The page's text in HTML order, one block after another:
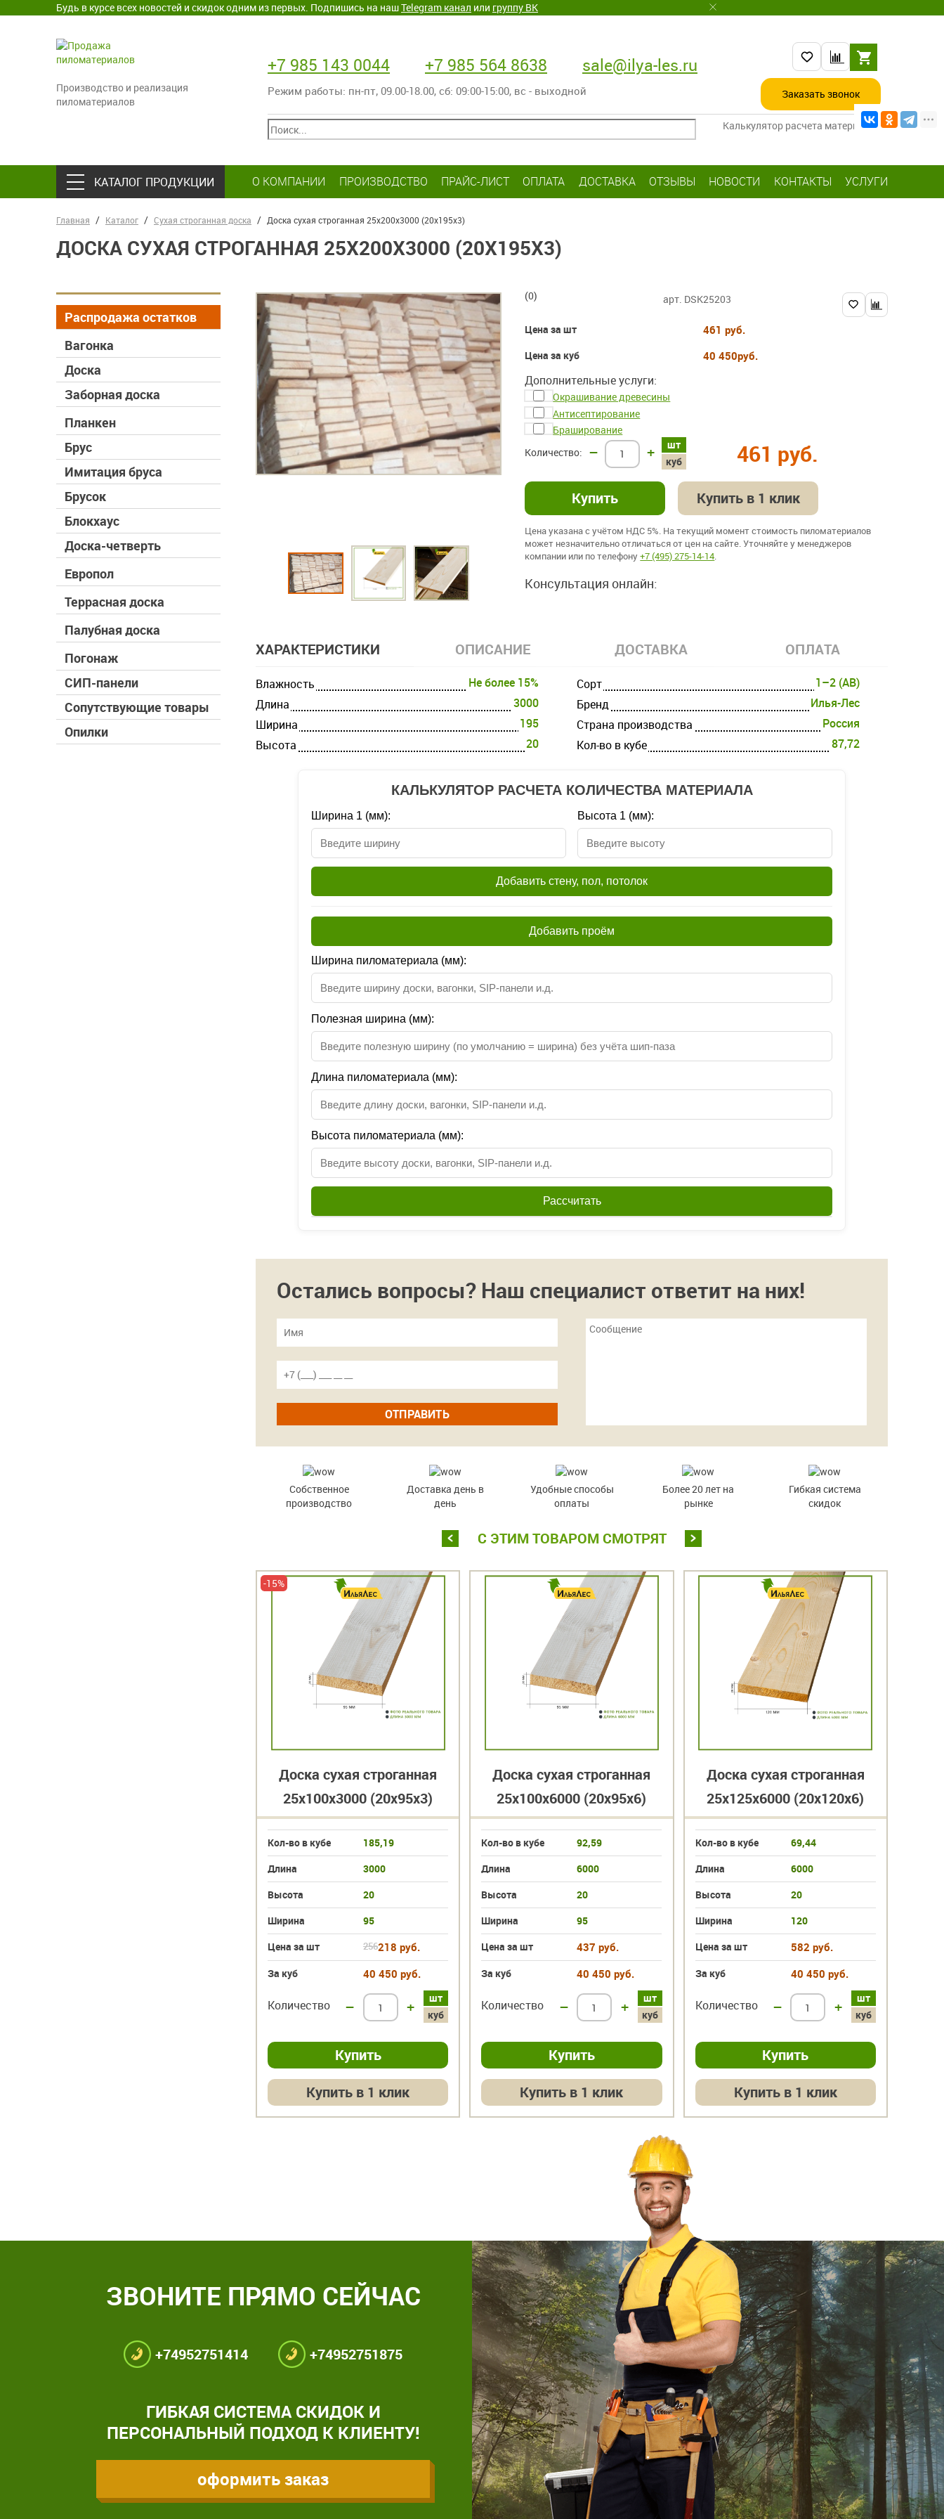
Будь в курсе всех новостей и скидок одним из первых. Подпишись на нашTelegram канал или группу ВК
Производство и реализация
пиломатериалов
+7 985 143 0044 +7 985 564 8638 sale@ilya-les.ru
Режим работы: пн-пт‚ 09.00-18.00, сб: 09:00-15:00, вс - выходной Заказать звонок
Калькулятор расчета материалов
КАТАЛОГ ПРОДУКЦИИ О КОМПАНИИ ПРОИЗВОДСТВО ПРАЙС-ЛИСТ ОПЛАТА ДОСТАВКА ОТЗЫВЫ НОВОСТИ КОНТАКТЫ УСЛУГИ
Главная Каталог Сухая строганная доска Доска сухая строганная 25х200х3000 (20х195х3)
ДОСКА СУХАЯ СТРОГАННАЯ 25Х200Х3000 (20Х195Х3)
Распродажа остатков
Вагонка
Доска
Заборная доска
Планкен
Брус
Имитация бруса
Брусок
Блокхаус
Доска-четверть
Европол
Террасная доска
Палубная доска
Погонаж
СИП-панели
Сопутствующие товары
Опилки
(0) арт. DSK25203
Цена за шт 461 руб.
Цена за куб 40 450руб.
Дополнительные услуги:
Окрашивание древесины
Антисептирование
Браширование
шт
куб
– + 461 руб.
Купить в 1 клик
Цена указана с учётом НДС 5%. На текущий момент стоимость пиломатериалов
может незначительно отличаться от цен на сайте. Уточняйте у менеджеров
компании или по телефону+7 (495) 275-14-14.
Консультация онлайн:
ХАРАКТЕРИСТИКИ ОПИСАНИЕ ДОСТАВКА ОПЛАТА
Влажность
Не более 15%
Длина
3000
Ширина
195
Высота
20
Cорт
1–2 (AB)
Бренд
Илья-Лес
Страна производства
Россия
Кол-во в кубе
87,72
КАЛЬКУЛЯТОР РАСЧЕТА КОЛИЧЕСТВА МАТЕРИАЛА
Ширина 1 (мм): Высота 1 (мм):
Добавить стену, пол, потолок
Добавить проём
Ширина пиломатериала (мм):
Полезная ширина (мм):
Длина пиломатериала (мм):
Высота пиломатериала (мм):
Рассчитать
Остались вопросы? Наш специалист ответит на них!
ОТПРАВИТЬ
Собственное
производство
Доставка день в
день
Удобные способы
оплаты
Более 20 лет на
рынке
Гибкая система
скидок
С ЭТИМ ТОВАРОМ СМОТРЯТ
-15%
Доска сухая строганная
25х100х3000 (20х95х3)
Кол-во в кубе
185,19
Длина
3000
Высота
20
Ширина
95
Цена за шт
256218 руб.
За куб 40 450 руб.
шт
куб
Количество – +
Купить в 1 клик
Доска сухая строганная
25х100х6000 (20х95х6)
Кол-во в кубе
92,59
Длина
6000
Высота
20
Ширина
95
Цена за шт
437 руб.
За куб 40 450 руб.
шт
куб
Количество – +
Купить в 1 клик
Доска сухая строганная
25х125х6000 (20х120х6)
Кол-во в кубе
69,44
Длина
6000
Высота
20
Ширина
120
Цена за шт
582 руб.
За куб 40 450 руб.
шт
куб
Количество – +
Купить в 1 клик
ЗВОНИТЕ ПРЯМО СЕЙЧАС
+74952751414 +74952751875
ГИБКАЯ СИСТЕМА СКИДОК И
ПЕРСОНАЛЬНЫЙ ПОДХОД К КЛИЕНТУ!
оформить заказ